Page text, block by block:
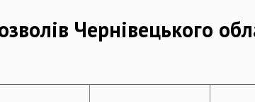
Чернівецького